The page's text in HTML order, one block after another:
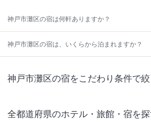
神戸市灘区の宿は何軒ありますか？
神戸市灘区の宿は、いくらから泊まれますか？
神戸市灘区の宿をこだわり条件で
全都道府県のホテル・旅館・宿を